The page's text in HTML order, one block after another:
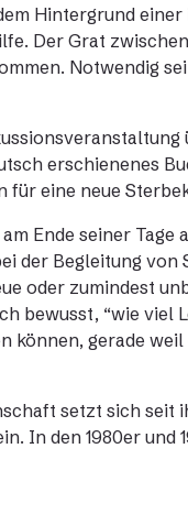
Hintergrund
Der Grat
Notwendig
erschienenes
für eine neue
Ende seiner Tage
der Begleitung von
oder zumindest
bewusst, “wie viel
gerade weil
setzt sich seit
In den 1980er und